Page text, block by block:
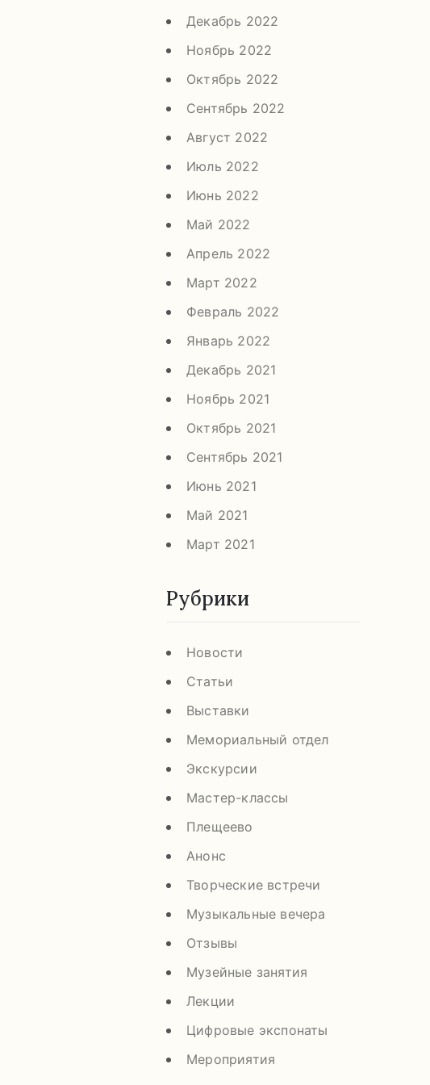
Декабрь 2022
Ноябрь 2022
Октябрь 2022
Сентябрь 2022
Август 2022
Июль 2022
Июнь 2022
Май 2022
Апрель 2022
Март 2022
Февраль 2022
Январь 2022
Декабрь 2021
Ноябрь 2021
Октябрь 2021
Сентябрь 2021
Июнь 2021
Май 2021
Март 2021
Рубрики
Новости
Статьи
Выставки
Мемориальный отдел
Экскурсии
Мастер-классы
Плещеево
Анонс
Творческие встречи
Музыкальные вечера
Отзывы
Музейные занятия
Лекции
Цифровые экспонаты
Мероприятия